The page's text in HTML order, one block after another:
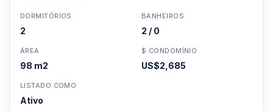
DORMITÓRIOS
2
BANHEIROS
2 / 0
ÁREA
98 m2
$ CONDOMÍNIO
US$2,685
LISTADO COMO
Ativo